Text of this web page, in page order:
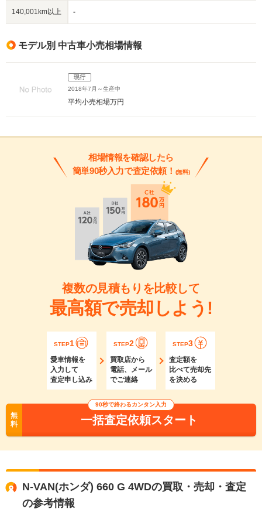
140,001km以上 -
モデル別 中古車小売相場情報
現行
2018年7月～生産中
平均小売相場万円
相場情報を確認したら
簡単90秒入力で査定依頼！ (無料)
複数の見積もりを比較して
最高額で売却しよう!
STEP1
愛車情報を
入力して
査定申し込み
STEP2
買取店から
電話、メール
でご連絡
STEP3
査定額を
比べて売却先
を決める
無
料
90秒で終わるカンタン入力
一括査定依頼スタート
N-VAN(ホンダ) 660 G 4WDの買取・売却・査定
の参考情報